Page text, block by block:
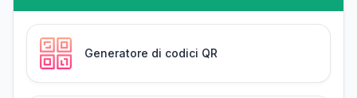
Generatore di codici QR